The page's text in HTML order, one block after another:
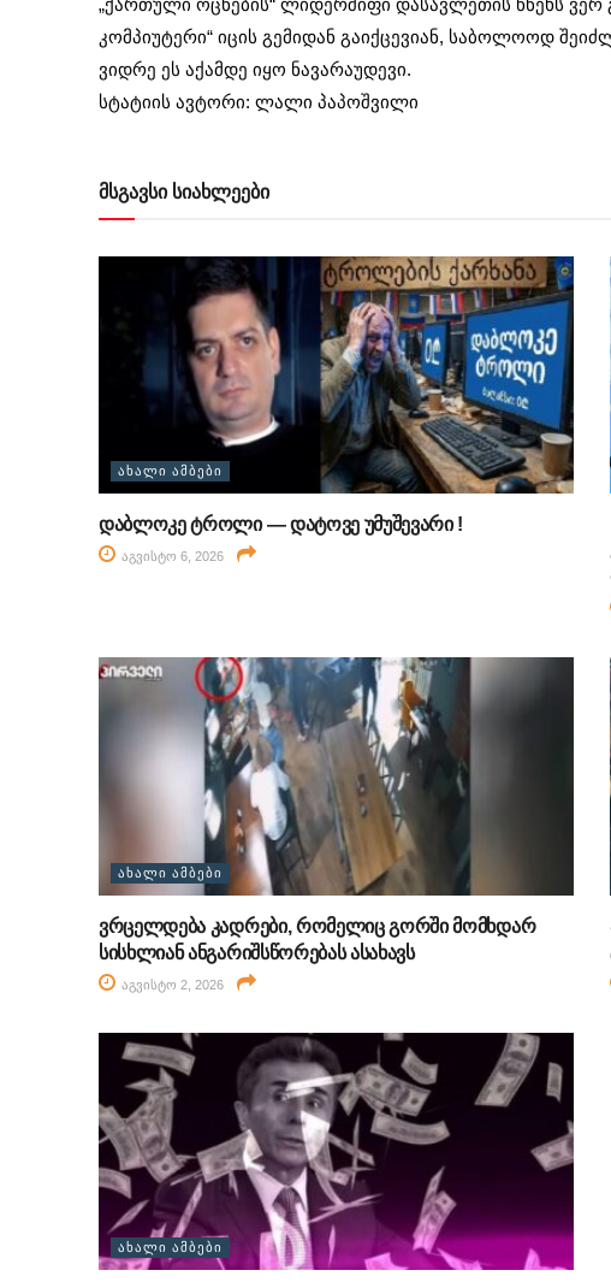
კომპიუტერი“ იცის გემიდან გაიქცევიან, საბოლოოდ
ვიდრე ეს აქამდე იყო ნავარაუდევი.
სტატიის ავტორი: ლალი პაპოშვილი
მსგავსი სიახლეები
ᲐᲮᲐᲚᲘ ᲐᲛᲑᲔᲑᲘ
დაბლოკე ტროლი — დატოვე უმუშევარი !
აგვისტო 6, 2026
ᲐᲮᲐᲚᲘ ᲐᲛᲑᲔᲑᲘ
ვრცელდება კადრები, რომელიც გორში მომხდარ
სისხლიან ანგარიშსწორებას ასახავს
აგვისტო 2, 2026
ᲐᲮᲐᲚᲘ ᲐᲛᲑᲔᲑᲘ